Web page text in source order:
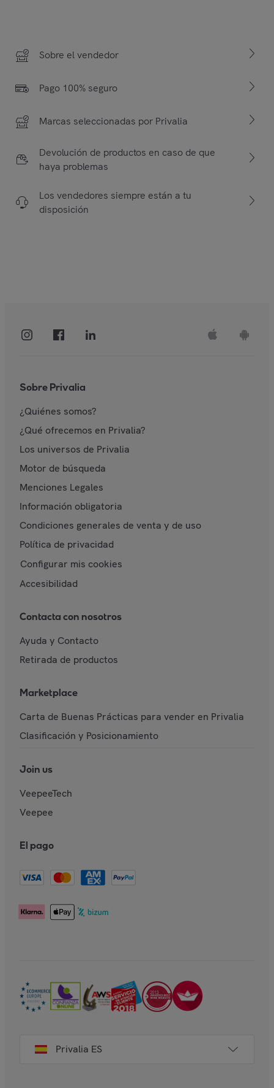
Sobre el vendedor
Pago 100% seguro
Marcas seleccionadas por Privalia
Devolución de productos en caso de que
haya problemas
Los vendedores siempre están a tu
disposición
Sobre Privalia
¿Quiénes somos?
¿Qué ofrecemos en Privalia?
Los universos de Privalia
Motor de búsqueda
Menciones Legales
Información obligatoria
Condiciones generales de venta y de uso
Política de privacidad
Configurar mis cookies
Accesibilidad
Contacta con nosotros
Ayuda y Contacto
Retirada de productos
Marketplace
Carta de Buenas Prácticas para vender en Privalia
Clasificación y Posicionamiento
Join us
VeepeeTech
Veepee
El pago
Privalia ES